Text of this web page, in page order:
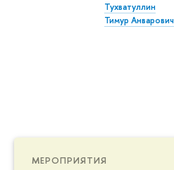
МЕРОПРИЯТИЯ
Тухватуллин
Тимур Анварович